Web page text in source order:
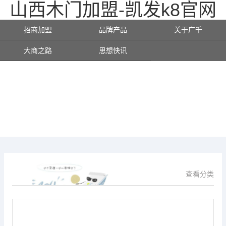
山西木门加盟-凯发k8官网
招商加盟 品牌产品 关于广千
大商之路 思想快讯
查看分类